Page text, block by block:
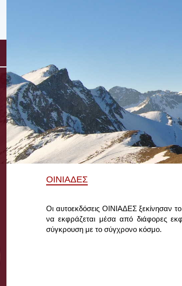
ΟΙΝΙΑΔΕΣ
Οι αυτοεκδόσεις ΟΙΝΙΑΔΕΣ ξεκίνησαν
να εκφράζεται μέσα από διάφορες
σύγκρουση με το σύγχρονο κόσμο.